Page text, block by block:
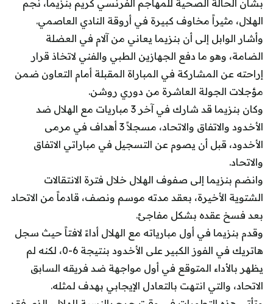
بشأن الحالة الصحية للمهاجم الفرنسي كريم بنزيما، نجم
الهلال، مثيراً مخاوف كبيرة في أروقة النادي العاصمي.
وأشار الوابل إلى أن بنزيما يعاني من آلام في العضلة
الضامة، وهو ما دفع الجهازين الطبي والفني لاتخاذ قرار
إراحته عن المشاركة في المباراة المقبلة أمام التعاون ضمن
مؤجلات الجولة العاشرة من دوري روشن.
وكان بنزيما قد شارك في آخر 3 مباريات مع الهلال ضد
الأخدود والاتفاق والاتحاد، مسجلاً 3 أهداف في مرمى
الأخدود، قبل أن يصوم عن التسجيل في مباراتي الاتفاق
والاتحاد.
وانضم بنزيما إلى صفوف الهلال خلال فترة الانتقالات
الشتوية الأخيرة، بعقد مدته موسم ونصف، قادماً من الاتحاد
بعد فسخ عقده بشكل مفاجئ.
وقدم بنزيما في أول مبارياته مع الهلال أداءً لافتاً حيث سجل
هاتريك في الفوز الكبير على الأخدود بنتيجة 6-0، لكنه لم
يظهر بالأداء المتوقع في أول مواجهة ضد فريقه السابق
الاتحاد، والتي انتهت بالتعادل الإيجابي بهدف لمثله.